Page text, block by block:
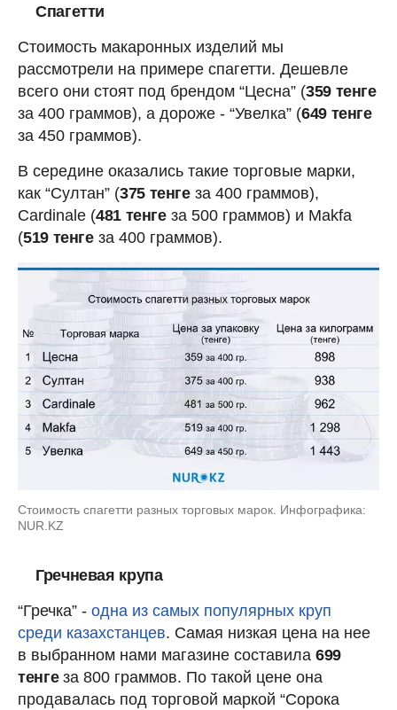
Спагетти
Стоимость макаронных изделий мы
рассмотрели на примере спагетти. Дешевле
всего они стоят под брендом “Цесна” (359 тенге
за 400 граммов), а дороже - “Увелка” (649 тенге
за 450 граммов).
В середине оказались такие торговые марки,
как “Султан” (375 тенгеза 400 граммов),
Cardinale (481 тенгеза 500 граммов) и Makfa
(519 тенгеза 400 граммов).
Стоимость спагетти разных торговых марок. Инфографика:
NUR.KZ
Гречневая крупа
“Гречка” - одна из самых популярных круп
среди казахстанцев. Самая низкая цена на нее
в выбранном нами магазине составила 699
тенге за 800 граммов. По такой цене она
продавалась под торговой маркой “Сорока